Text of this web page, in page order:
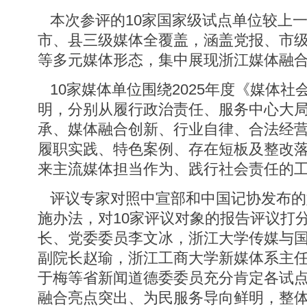
本次参评的10家国家级试点单位较上
市、县三级媒体全覆盖，涵盖党报、市
等多元媒体形态，集中展现浙江媒体融
10家媒体单位围绕2025年度《媒体社
明，分别从履行政治责任、服务中心大
承、媒体融合创新、行业自律、合法经
履职实践、特色案例、存在短板及整改
来主流媒体担当作为、践行社会责任的
评议专家对照中宣部和中国记协发布
施办法，对10家评议对象的报告评议打
长、党委委员李文冰，浙江大学传媒与
副院长赵瑜，浙江工商大学新媒体系主
于梅等省新闻道德委委员充分肯定各试
融合亮点突出、为民服务导向鲜明，整